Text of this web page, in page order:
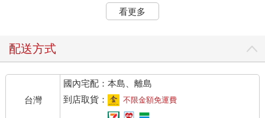
一點，態度都會嚴肅起來。因為，如果有什麼是蒙娜從來就不會
假裝的，那就是羞愧。一旦羞愧駐足在一個字詞、一種態度、一
「媽媽，全都是黑的！」
似乎事出突然，沒有發生什麼特別的事情：她右手握著筆，左手
夾著練習簿，乖巧地在桌子的一角做數學題，她的母親正把大蒜
塞滿肥滋滋的烤肉。蒙娜小心翼翼地從脖子上取下一個礙事的吊
墜，因為這個吊墜在她的習作本上方晃動，而她已經養成駝背寫
看更多
配送方式
台灣
國內宅配：本島、離島
到店取貨：
不限金額免運費